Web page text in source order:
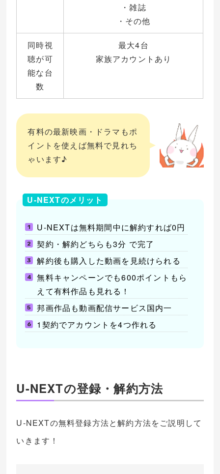
・雑誌
・その他
同時視
聴が可
能な台
数
最大4台
家族アカウントあり
有料の最新映画・ドラマもポ
イントを使えば無料で見れち
ゃいます♪
U-NEXTのメリット
U-NEXTは無料期間中に解約すれば0円
契約・解約どちらも3分 で完了
解約後も購入した動画を見続けられる
無料キャンペーンでも600ポイントもら
えて有料作品も見れる！
邦画作品も動画配信サービス国内一
1契約でアカウントを4つ作れる
U-NEXTの登録・解約方法
U-NEXTの無料登録方法と解約方法をご説明して
いきます！